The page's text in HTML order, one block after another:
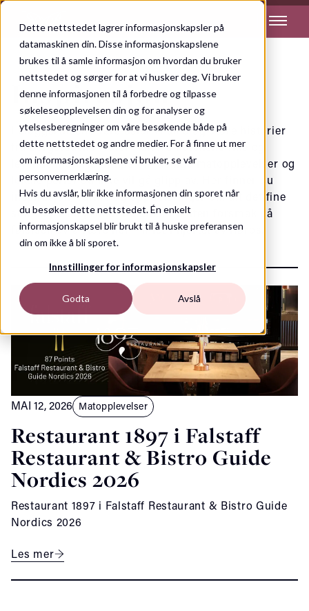
Dette nettstedet lagrer informasjonskapsler på
datamaskinen din. Disse informasjonskapslene
brukes til å samle informasjon om hvordan du bruker
nettstedet og sørger for at vi husker deg. Vi bruker
denne informasjonen til å forbedre og tilpasse
søkeleseopplevelsen din og for analyser og
ytelsesberegninger om våre besøkende både på
dette nettstedet og andre medier. For å finne ut mer
om informasjonskapslene vi bruker, se vår
personvernerklæring.
Hvis du avslår, blir ikke informasjonen din sporet når
du besøker dette nettstedet. Én enkelt
informasjonskapsel blir brukt til å huske preferansen
din om ikke å bli sporet.
Innstillinger for informasjonskapsler
Godta Avslå
Inspirasjon
I bloggartiklene våre deler vi små og store historier
fra Bergstadens Hotel – alt fra hotellens rike og
levende historie til tips om deilige matopplevelser og
lokale perler du ikke vil gå glipp av. Her finner du
inspirasjon, varme og oppdateringer om alt det fine
som skjer i og rundt hotellet. En liten forsmak på
følelsen av å være her – midt i hjertet av Røros.
MAI 12, 2026 Matopplevelser
Restaurant 1897 i Falstaff
Restaurant & Bistro Guide
Nordics 2026
Restaurant 1897 i Falstaff Restaurant & Bistro Guide
Nordics 2026
Les mer